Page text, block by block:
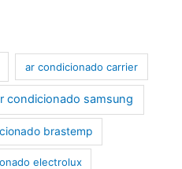
ar condicionado carrier
condicionado samsung
brastemp
electrolux